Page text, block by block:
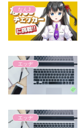
なんJ
エッヂ
エッヂ